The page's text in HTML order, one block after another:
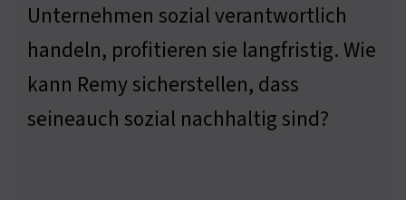
Unternehmen sozial verantwortlich
handeln, profitieren sie langfristig. Wie
kann Remy sicherstellen, dass
seineauch sozial nachhaltig sind?